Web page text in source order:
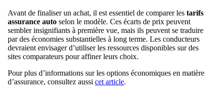
Avant de finaliser un achat, il est essentiel de comparer les tarifs
assurance auto selon le modèle. Ces écarts de prix peuvent
sembler insignifiants à première vue, mais ils peuvent se traduire
par des économies substantielles à long terme. Les conducteurs
devraient envisager d’utiliser les ressources disponibles sur des
sites comparateurs pour affiner leurs choix.
Pour plus d’informations sur les options économiques en matière
d’assurance, consultez aussi cet article.